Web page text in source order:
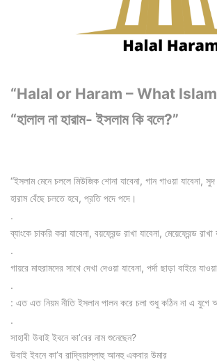
“Halal or Haram – What
“হালাল না হারাম- ইসলাম কি বলে?”
“ইসলাম মেনে চললে মিউজিক শোনা যাবেনা, গান গাওয়া যাবেনা, সুদ
হারাম বেঁছে চলতে হবে, প্রতি পদে পদে।
.
ব্যাংকে চাকরি করা যাবেনা, বয়ফ্রেন্ড রাখা যাবেনা, মেয়েফ্রেন্ড রাখা
.
গায়রে মাহরামদের সাথে দেখা দেওয়া যাবেনা, পর্দা ছাড়া বাইরে
.
: এত এত নিয়ম নীতি ইসলান পালন করে চলা শুধু কঠিন না এ
.
সাহাবী উবাই ইবনে কা’বের নাম শুনেছেন?
উবাই ইবনে কা’ব রাদ্বিয়াল্লাহু আনহু একবার উমার